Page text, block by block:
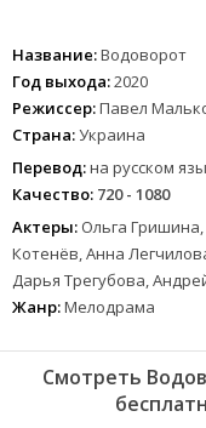
Название:Водоворот
Год выхода:2020
Режиссер:Павел
Страна:Украина
Перевод:на русском
Качество: 720 - 1080
Актеры: Ольга
Котенёв, Анна
Дарья Трегубова,
Жанр:Мелодрама
Смотреть